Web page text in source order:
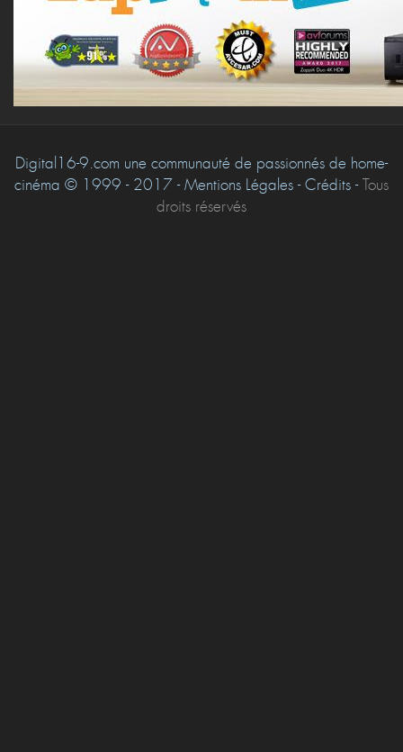
Digital16-9.com une communauté de passionnés de home-
cinéma © 1999 - 2017 - Mentions Légales - Crédits -Tous
droits réservés